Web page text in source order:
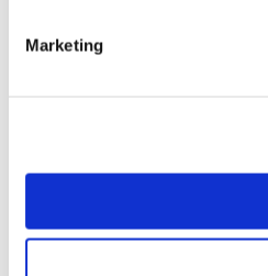
Marketing